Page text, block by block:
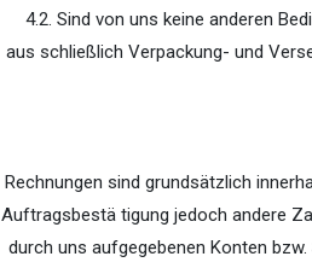
4.2. Sind von uns keine anderen
aus­ schließlich Verpackung- und
Rechnungen sind grundsätzlich
Auftragsbestä­ tigung jedoch andere
durch uns aufgegebenen Konten